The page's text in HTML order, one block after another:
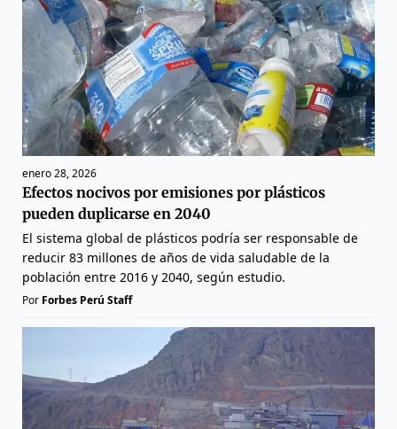
enero 28, 2026
Efectos nocivos por emisiones por plásticos
pueden duplicarse en 2040
El sistema global de plásticos podría ser responsable de
reducir 83 millones de años de vida saludable de la
población entre 2016 y 2040, según estudio.
Por Forbes Perú Staff